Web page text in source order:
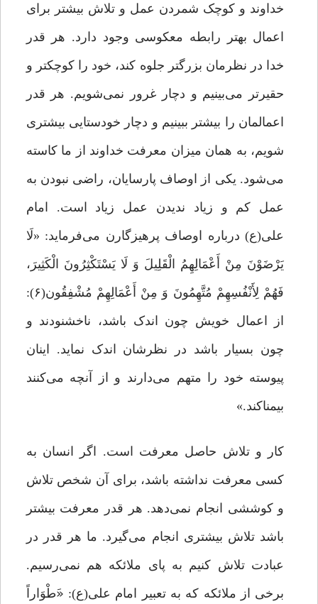
خداوند و کوچک شمردن عمل و تلاش بیشتر برای
اعمال بهتر رابطه معکوسی وجود دارد. هر قدر
خدا در نظرمان بزرگتر جلوه کند، خود را کوچکتر و
حقیرتر می‌بینیم و دچار غرور نمی‌شویم. هر قدر
اعمالمان را بیشتر ببینیم و دچار خودستایی بیشتری
‌شویم، به همان میزان معرفت خداوند از ما کاسته
می‌شود. یکی از اوصاف پارسایان، راضی نبودن به
عمل کم و زیاد ندیدن عمل زیاد است. امام
علی(ع) درباره اوصاف پرهیزگارن می‌فرماید: «لَا
یَرْضَوْنَ مِنْ أَعْمَالِهِمُ الْقَلِیلَ وَ لَا یَسْتَکْثِرُونَ الْکَثِیرَ،
فَهُمْ لِأَنْفُسِهِمْ مُتَّهِمُونَ وَ مِنْ أَعْمَالِهِمْ مُشْفِقُون(۶):
از اعمال خویش چون اندک باشد، ناخشنودند و
چون بسیار باشد در نظرشان اندک نماید. اینان
پیوسته خود را متهم مى‌دارند و از آنچه مى‌کنند
بیمناکند.»
کار و تلاش حاصل معرفت است. اگر انسان به
کسی معرفت نداشته باشد، برای آن شخص تلاش
و کوششی انجام نمی‌دهد. هر قدر معرفت بیشتر
باشد تلاش بیشتری انجام می‌گیرد. ما هر قدر در
عبادت تلاش کنیم به پای ملائکه هم نمی‌رسیم.
برخی از ملائکه که به تعبیر امام علی(ع): «َطْوَاراً